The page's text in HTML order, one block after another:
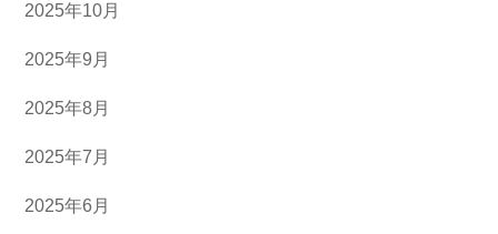
2025年10月
2025年9月
2025年8月
2025年7月
2025年6月